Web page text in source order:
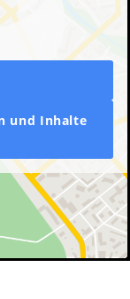
und Inhalte